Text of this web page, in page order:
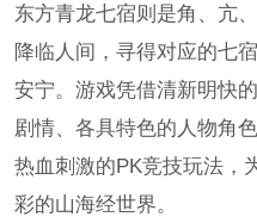
东方青龙七宿则是角、亢
降临人间，寻得对应的七
安宁。游戏凭借清新明快
剧情、各具特色的人物角
热血刺激的PK竞技玩法，
彩的山海经世界。